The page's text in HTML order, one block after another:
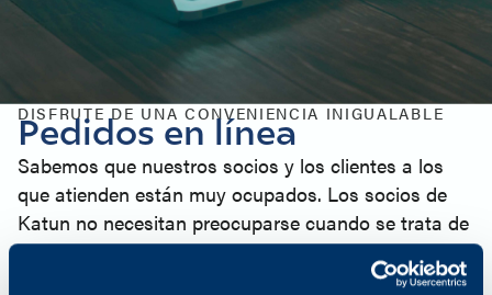
DISFRUTE DE UNA CONVENIENCIA INIGUALABLE
Pedidos en línea
Sabemos que nuestros socios y los clientes a los
que atienden están muy ocupados. Los socios de
Katun no necesitan preocuparse cuando se trata de
buscar productos, pedir suministros o encontrar las
últimas actualizaciones de la industria. El catálogo